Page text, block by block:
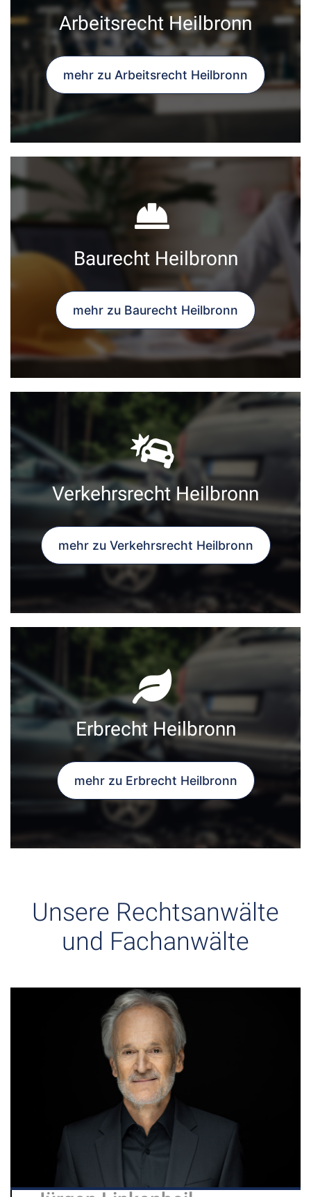
Arbeitsrecht Heilbronn
mehr zu Arbeitsrecht Heilbronn
Baurecht Heilbronn
mehr zu Baurecht Heilbronn
Verkehrsrecht Heilbronn
mehr zu Verkehrsrecht Heilbronn
Erbrecht Heilbronn
mehr zu Erbrecht Heilbronn
Unsere Rechtsanwälte
und Fachanwälte